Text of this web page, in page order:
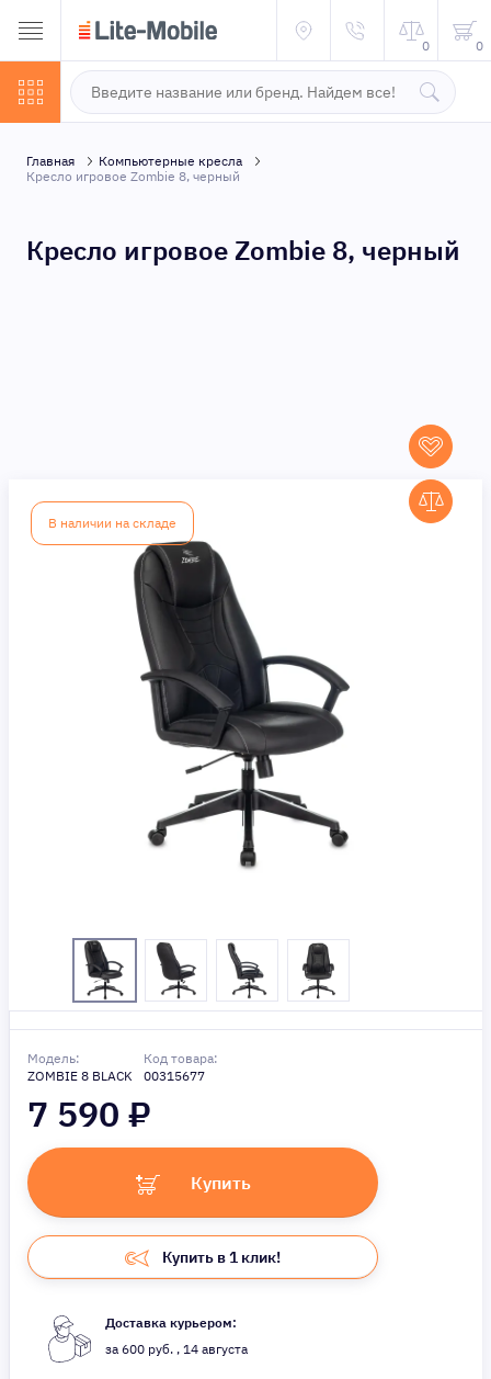
0 0
Главная
Компьютерные кресла
Кресло игровое Zombie 8, черный
Кресло игровое Zombie 8, черный
В наличии на складе
Модель:
ZOMBIE 8 BLACK
Код товара:
00315677
7 590 ₽
Купить
Купить в 1 клик!
Доставка курьером:
за 600 руб. , 14 августа